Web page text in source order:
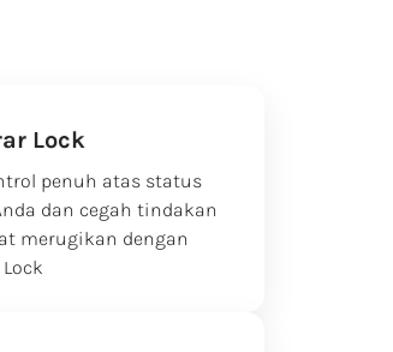
Lock
penuh atas status
dan cegah tindakan
merugikan dengan